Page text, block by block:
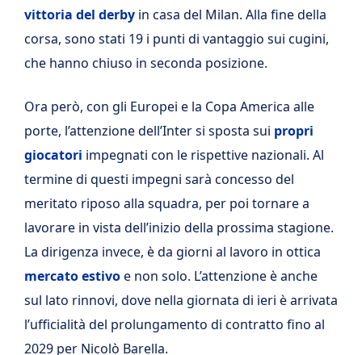
vittoria del derby in casa del Milan. Alla fine della
corsa, sono stati 19 i punti di vantaggio sui cugini,
che hanno chiuso in seconda posizione.
Ora però, con gli Europei e la Copa America alle
porte, l’attenzione dell’Inter si sposta sui propri
giocatori impegnati con le rispettive nazionali. Al
termine di questi impegni sarà concesso del
meritato riposo alla squadra, per poi tornare a
lavorare in vista dell’inizio della prossima stagione.
La dirigenza invece, è da giorni al lavoro in ottica
mercato estivoe non solo. L’attenzione è anche
sul lato rinnovi, dove nella giornata di ieri è arrivata
l’ufficialità del prolungamento di contratto fino al
2029 per Nicolò Barella.